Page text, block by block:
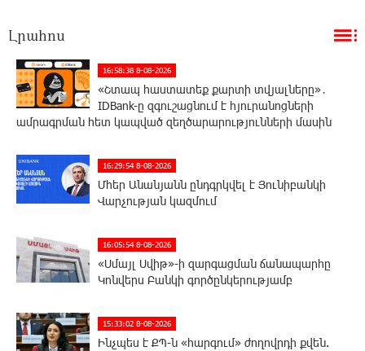
Լրահոս
16:58:38 8-08-2026
«Շտապ հաստատեք քարտի տվյալները»․
IDBank-ը զգուշացնում է հյուրանոցների
ամրագրման հետ կապված զեղծարարությունների մասին
16:29:54 8-08-2026
Մհեր Անանյանն ընդգրկվել է Յունիբանկի
Վարչության կազմում
16:05:54 8-08-2026
«Սմայլ Սվիթ»-ի զարգացման ճանապարհը
Կոնվերս Բանկի գործընկերությամբ
15:33:02 8-08-2026
Ինչպես է ՔՊ-ն «հարգում» ժողովրդի քվեն.